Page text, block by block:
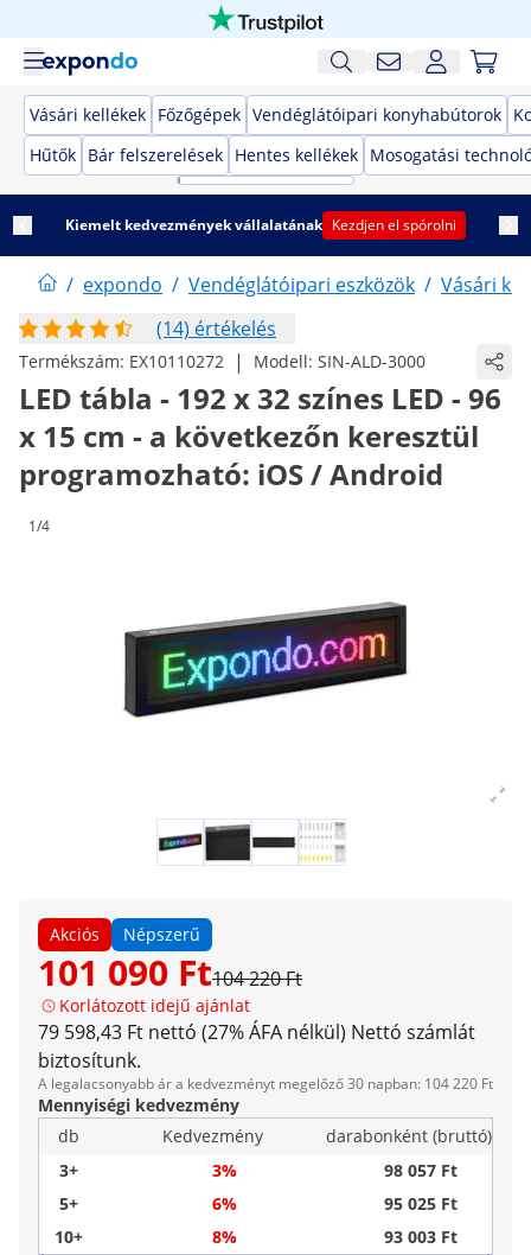
Vásári kellékek Főzőgépek Vendéglátóipari konyhabútorok
Hűtők Bár felszerelések Hentes kellékek Mosogatási
Kiemelt kedvezmények vállalatának Kezdjen el spórolni
/ expondo / Vendéglátóipari eszközök / Vásári
(14) értékelés
Termékszám: EX10110272 | Modell: SIN-ALD-3000
LED tábla - 192 x 32 színes LED - 96
x 15 cm - a következőn keresztül
programozható: iOS / Android
1/4
Akciós Népszerű
101 090 Ft104 220 Ft
Korlátozott idejű ajánlat
79 598,43 Ft nettó (27% ÁFA nélkül) Nettó számlát
biztosítunk.
A legalacsonyabb ár a kedvezményt megelőző 30 napban: 104 220 Ft
Mennyiségi kedvezmény
db
Kedvezmény
darabonként (bruttó)
3+
3%
98 057 Ft
5+
6%
95 025 Ft
10+
8%
93 003 Ft